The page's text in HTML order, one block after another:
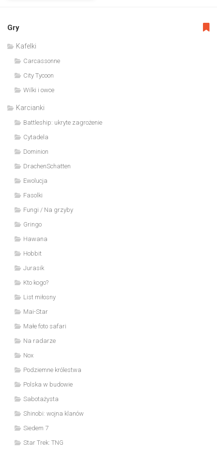
Gry
Kafelki
Carcassonne
City Tycoon
Wilki i owce
Karcianki
Battleship: ukryte zagrożenie
Cytadela
Dominion
DrachenSchatten
Ewolucja
Fasolki
Fungi / Na grzyby
Gringo
Hawana
Hobbit
Jurasik
Kto kogo?
List miłosny
Mai-Star
Małe foto safari
Na radarze
Nox
Podziemne królestwa
Polska w budowie
Sabotażysta
Shinobi: wojna klanów
Siedem 7
Star Trek: TNG